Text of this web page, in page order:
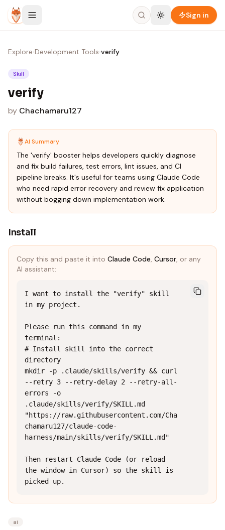
Skip to content
Sign in
Explore›Development Tools›verify
Skill
verify
by Chachamaru127
AI Summary
The 'verify' booster helps developers quickly diagnose
and fix build failures, test errors, lint issues, and CI
pipeline breaks. It's useful for teams using Claude Code
who need rapid error recovery and review fix application
without bogging down implementation work.
Install
Copy this and paste it into Claude Code, Cursor, or any
AI assistant:
I want to install the "verify" skill
in my project.
Please run this command in my
terminal:
# Install skill into the correct
directory
mkdir -p .claude/skills/verify && curl
--retry 3 --retry-delay 2 --retry-all-
errors -o
.claude/skills/verify/SKILL.md
"https://raw.githubusercontent.com/Cha
chamaru127/claude-code-
harness/main/skills/verify/SKILL.md"
Then restart Claude Code (or reload
the window in Cursor) so the skill is
picked up.
ai